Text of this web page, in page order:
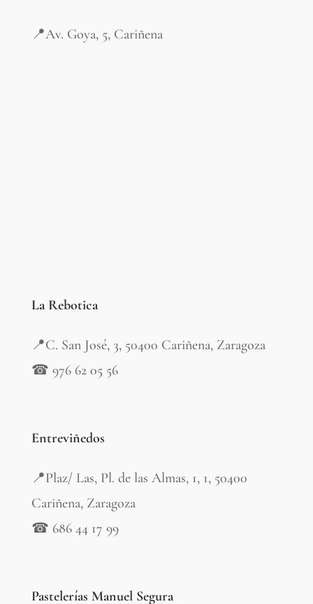
📍Av. Goya, 5, Cariñena
La Rebotica
📍C. San José, 3, 50400 Cariñena, Zaragoza
☎ 976 62 05 56
Entreviñedos
📍Plaz/ Las, Pl. de las Almas, 1, 1, 50400
Cariñena, Zaragoza
☎ 686 44 17 99
Pastelerías Manuel Segura